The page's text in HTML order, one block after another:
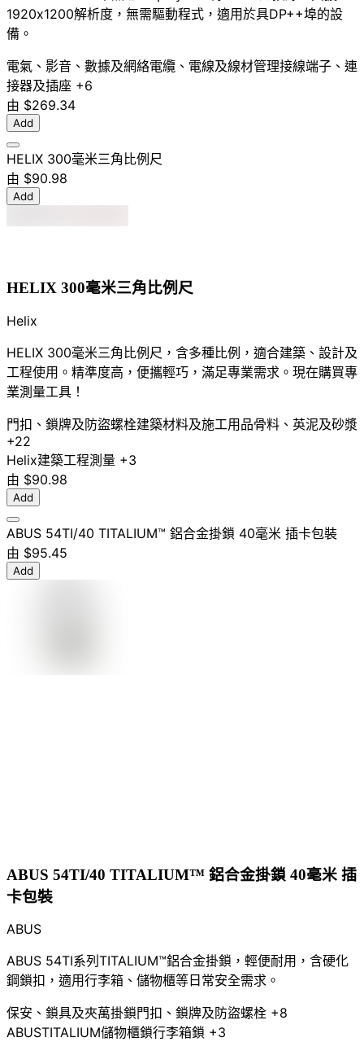
1920x1200解析度，無需驅動程式，適用於具DP++埠的設
備。
電氣、影音、數據及網絡電纜、電線及線材管理接線端子、連
接器及插座 +6
由 $269.34
Add
HELIX 300毫米三角比例尺
由 $90.98
Add
HELIX 300毫米三角比例尺
Helix
HELIX 300毫米三角比例尺，含多種比例，適合建築、設計及
工程使用。精準度高，便攜輕巧，滿足專業需求。現在購買專
業測量工具！
門扣、鎖牌及防盜螺栓建築材料及施工用品骨料、英泥及砂漿
+22
Helix建築工程測量 +3
由 $90.98
Add
ABUS 54TI/40 TITALIUM™ 鋁合金掛鎖 40毫米 插卡包裝
由 $95.45
Add
ABUS 54TI/40 TITALIUM™ 鋁合金掛鎖 40毫米 插
卡包裝
ABUS
ABUS 54TI系列TITALIUM™鋁合金掛鎖，輕便耐用，含硬化
鋼鎖扣，適用行李箱、儲物櫃等日常安全需求。
保安、鎖具及夾萬掛鎖門扣、鎖牌及防盜螺栓 +8
ABUSTITALIUM儲物櫃鎖行李箱鎖 +3